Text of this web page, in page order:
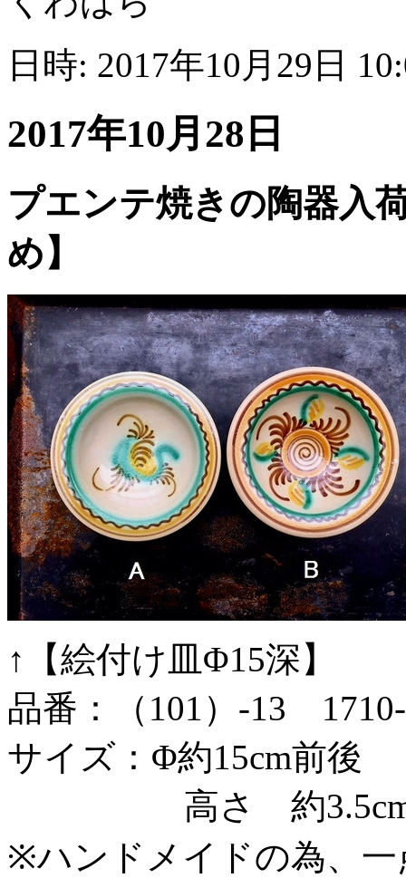
日時: 2017年10月29日
2017年10月28日
プエンテ焼きの陶器入
め】
↑【絵付け皿Φ15深】
品番：（101）-13
サイズ：Φ約15cm前後
高さ 約3.5cm
※ハンドメイドの為、